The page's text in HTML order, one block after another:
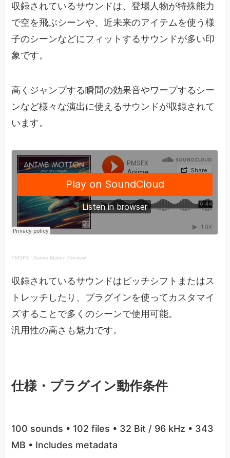
収録されているサウンドは、登場人物が特殊能力
で空を飛ぶシーンや、近未来のアイテムを使う様
子のシーンなどにフィットするサウンドが多い印
象です。
高くジャンプする瞬間の効果音やワープするシー
ンなど様々な演出に使えるサウンドが収録されて
います。
PMSFX · Anime Motion Preview
収録されているサウンドはピッチシフトまたはス
トレッチしたり、プラグインを使ってカスタマイ
ズすることで多くのシーンで使用可能。
汎用性の高さも魅力です。
仕様・プラグイン動作条件
100 sounds • 102 files • 32 Bit / 96 kHz • 343
MB • Includes metadata